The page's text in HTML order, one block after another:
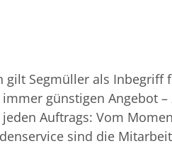
gilt Segmüller als
günstigen Angebot
Auftrags: Vom
sind die